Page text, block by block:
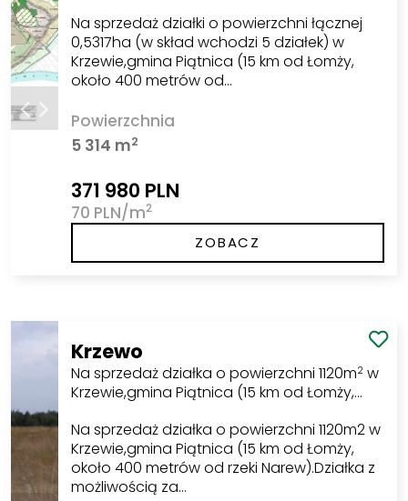
Na sprzedaż działki o powierzchni łącznej
0,5317ha (w skład wchodzi 5 działek) w
Krzewie,gmina Piątnica (15 km od Łomży,
około 400 metrów od…
Powierzchnia
5 314 m2
371 980 PLN
70 PLN/m2
ZOBACZ
Krzewo
Na sprzedaż działka o powierzchni 1120m2 w
Krzewie,gmina Piątnica (15 km od Łomży,…
Na sprzedaż działka o powierzchni 1120m2 w
Krzewie,gmina Piątnica (15 km od Łomży,
około 400 metrów od rzeki Narew).Działka z
możliwością za…